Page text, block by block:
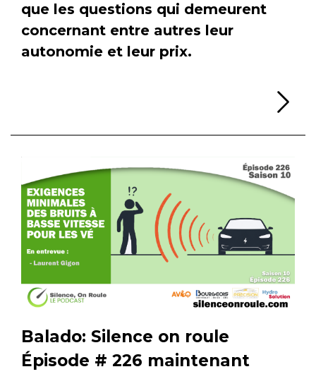
que les questions qui demeurent
concernant entre autres leur
autonomie et leur prix.
Balado: Silence on roule
Épisode # 226 maintenant